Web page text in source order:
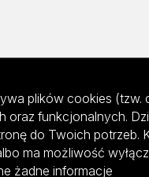
plików cookies (tzw.
funkcjonalnych.
do Twoich potrzeb.
ma możliwość
żadne informacje